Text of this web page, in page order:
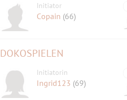
Initiator
Copain (66)
DOKOSPIELEN
Initiatorin
Ingrid123 (69)